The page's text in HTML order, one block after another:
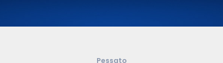
Pessato